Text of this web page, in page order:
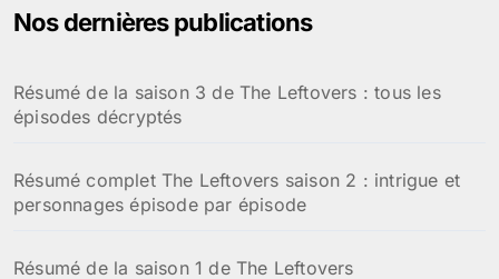
:Nos dernières publications
Résumé de la saison 3 de The Leftovers : tous les
épisodes décryptés
Résumé complet The Leftovers saison 2 : intrigue et
personnages épisode par épisode
Résumé de la saison 1 de The Leftovers